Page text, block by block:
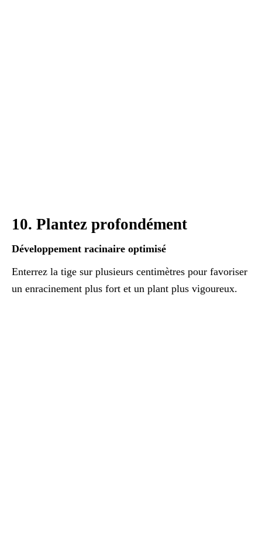
10. Plantez profondément
Développement racinaire optimisé
Enterrez la tige sur plusieurs centimètres pour favoriser
un enracinement plus fort et un plant plus vigoureux.